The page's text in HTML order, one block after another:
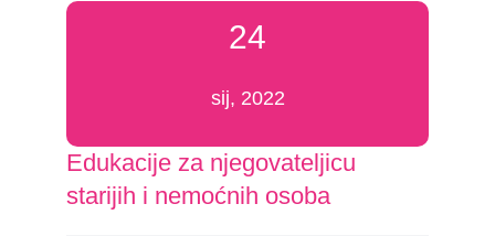
24
sij, 2022
Edukacije za njegovateljicu
starijih i nemoćnih osoba